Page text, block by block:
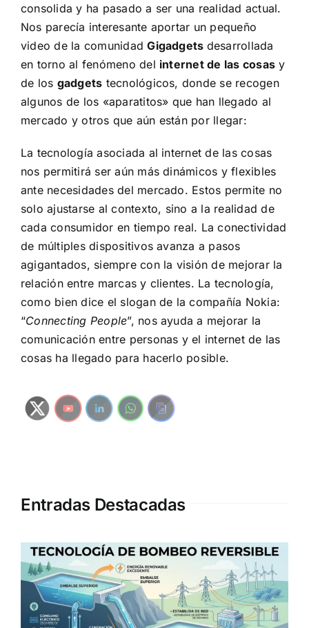
consolida y ha pasado a ser una realidad actual.
Nos parecía interesante aportar un pequeño
video de la comunidadGigadgets desarrollada
en torno al fenómeno del internet de las cosas y
de los gadgets tecnológicos, donde se recogen
algunos de los «aparatitos» que han llegado al
mercado y otros que aún están por llegar:
La tecnología asociada al internet de las cosas
nos permitirá ser aún más dinámicos y flexibles
ante necesidades del mercado. Estos permite no
solo ajustarse al contexto, sino a la realidad de
cada consumidor en tiempo real. La conectividad
de múltiples dispositivos avanza a pasos
agigantados, siempre con la visión de mejorar la
relación entre marcas y clientes. La tecnología,
como bien dice el slogan de la compañía Nokia:
“Connecting People”, nos ayuda a mejorar la
comunicación entre personas y el internet de las
cosas ha llegado para hacerlo posible.
Entradas Destacadas